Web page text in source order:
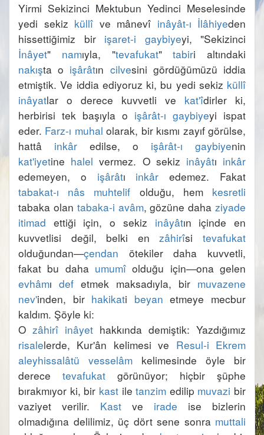
Yirmi Sekizinci Mektubun Yedinci Meselesinde
yedi sekiz küllî ve mânevî inâyât-ı İlâhiyeden
hissettiğimiz bir işaret-i gaybiye
İnâyet" namıyla, "tevafukat" tabir
nakışta o işârâtın cilvesini gördüğümüzü iddia
etmiştik. Ve iddia ediyoruz ki, bu yedi sekiz küllî
inâyatlar o derece kuvvetli ve kat'îdirler ki,
herbirisi tek başıyla o işârât-ı gaybiyeyi ispat
eder. Farz-ı muhal olarak, bir kısmı zayıf görülse,
hattâ inkâr edilse, o işârât-ı gaybiye
kat'iyetine halel vermez. O sekiz inâyâtı inkâr
edemeyen, o işârâtı inkâr
tabakat-ı nâs
muhtelif olduğu, hem kesretli
tabaka olan tabaka-i avâm, gözüne daha ziyade
itimad ettiği için, o sekiz inâyâtın içinde en
kuvvetlisi değil, belki en zâhirîsi tevafukat
olduğundan—çendan ötekiler daha kuvvetli,
fakat bu daha umumî
evhâmı def etmek maksadıyla, bir muvazene
nev'inden, bir hakikati beyan etmeye mecbur
O zâhirî inâyet
risalelerde, Kur'ân kelimesi ve Resul-i Ekrem
aleyhissalâtü vesselâm kelimesinde öyle bir
derece tevafukat görünüyor; hiçbir şüphe
bırakmıyor ki, bir kast ile tanzim edilip muvazi bir
vaziyet verilir. Kast ve irade ise bizlerin
olmadığına delilimiz, üç dört sene sonra muttali